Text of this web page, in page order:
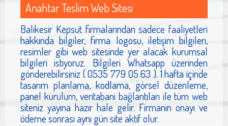
Anahtar Teslim Web Sitesi
Balıkesir Kepsut firmalarından sadece faaliyetleri
hakkında bilgiler, firma logosu, iletişim bilgileri,
resimler gibi web sitesinde yer alacak kurumsal
bilgileri istiyoruz. Bilgileri Whatsapp üzerinden
gönderebilirsiniz ( 0535 779 05 63 ). 1 hafta içinde
tasarım planlama, kodlama, görsel düzenleme,
panel kurulum, veritabanı bağlantıları ile tüm web
siteniz yayına hazır hale gelir. Firmanın onayı ve
ödeme sonrası aynı gün site aktif olur.